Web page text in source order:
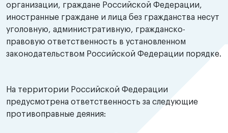
организации, граждане Российской Федерации,
иностранные граждане и лица без гражданства несут
уголовную, административную, гражданско-
правовую ответственность в установленном
законодательством Российской Федерации порядке.
На территории Российской Федерации
предусмотрена ответственность за следующие
противоправные деяния: